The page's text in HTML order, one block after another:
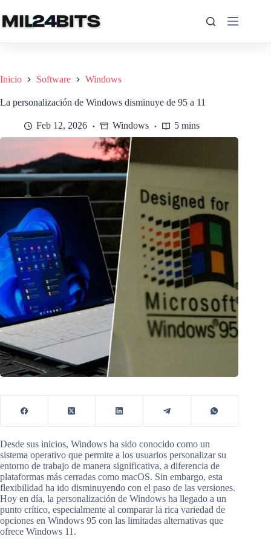
al
contenido
Inicio Software Windows
La personalización de Windows disminuye de 95 a 11
Feb 12, 2026 Windows 5 mins
Desde sus inicios, Windows ha sido conocido como un
sistema operativo que permite a los usuarios personalizar su
entorno de trabajo de manera significativa, a diferencia de
plataformas más cerradas como macOS. Sin embargo, esta
flexibilidad ha ido disminuyendo con el paso de las versiones.
Hoy en día, la personalización de Windows ha llegado a un
punto crítico, especialmente al comparar la rica variedad de
opciones en Windows 95 con las limitadas alternativas que
ofrece Windows 11.